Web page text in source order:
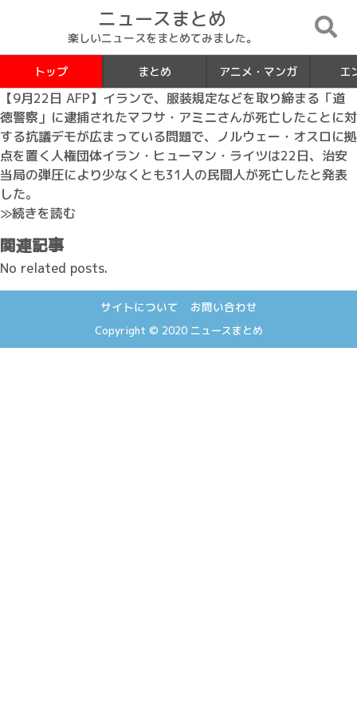
ニュースまとめ
楽しいニュースをまとめてみました。
トップ まとめ アニメ・マンガ エ
【9月22日 AFP】イランで、服装規定などを取り締まる「道
徳警察」に逮捕されたマフサ・アミニさんが死亡したことに対
する抗議デモが広まっている問題で、ノルウェー・オスロに拠
点を置く人権団体イラン・ヒューマン・ライツは22日、治安
当局の弾圧により少なくとも31人の民間人が死亡したと発表
した。
≫続きを読む
関連記事
No related posts.
サイトについて お問い合わせ
Copyright © 2020 ニュースまとめ